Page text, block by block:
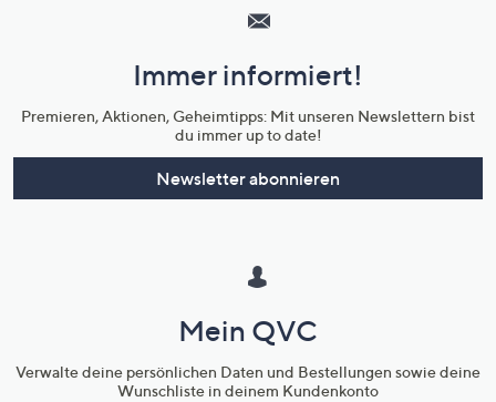
Unternehmensinformationen
Immer informiert!
Premieren, Aktionen, Geheimtipps: Mit unseren Newslettern bist
du immer up to date!
Newsletter abonnieren
Mein QVC
Verwalte deine persönlichen Daten und Bestellungen sowie deine
Wunschliste in deinem Kundenkonto